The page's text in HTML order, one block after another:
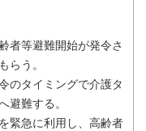
者等避難開始が発令さ
らう。
のタイミングで介護タ
避難する。
緊急に利用し、高齢者